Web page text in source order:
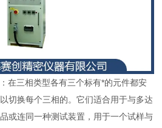
在三相类型各有三个标有*的元件都安
切换每个三相的。它们适合用于与多达
或连同一种测试装置，用于一个试样与